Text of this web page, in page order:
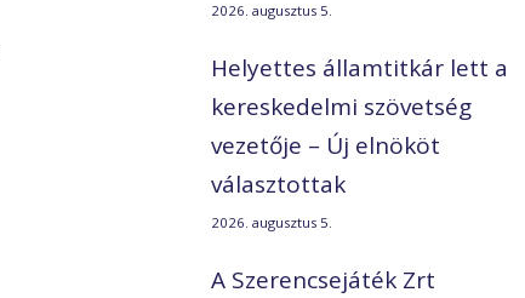
2026. augusztus 5.
Helyettes államtitkár lett a
kereskedelmi szövetség
vezetője – Új elnököt
választottak
2026. augusztus 5.
A Szerencsejáték Zrt